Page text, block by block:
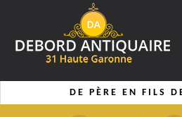
DE PÈRE EN FILS